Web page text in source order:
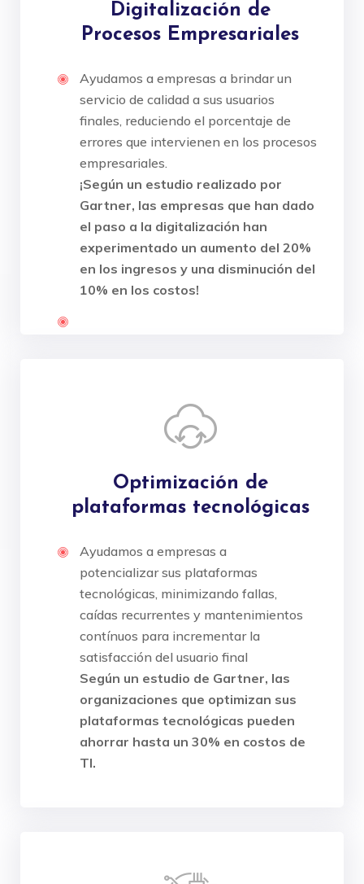
Digitalización de
Procesos Empresariales
Ayudamos a empresas a brindar un
servicio de calidad a sus usuarios
finales, reduciendo el porcentaje de
errores que intervienen en los procesos
empresariales.
¡Según un estudio realizado por
Gartner, las empresas que han dado
el paso a la digitalización han
experimentado un aumento del 20%
en los ingresos y una disminución del
10% en los costos!
Optimización de
plataformas tecnológicas
Ayudamos a empresas a
potencializar sus plataformas
tecnológicas, minimizando fallas,
caídas recurrentes y mantenimientos
contínuos para incrementar la
satisfacción del usuario final
Según un estudio de Gartner, las
organizaciones que optimizan sus
plataformas tecnológicas pueden
ahorrar hasta un 30% en costos de
TI.